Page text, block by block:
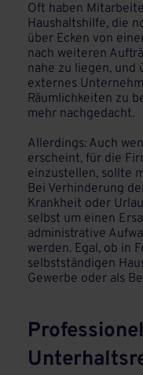
Oft haben
Haushaltshilfe, die
über Ecken von
nach weiteren
nahe zu liegen, und
externes
Räumlichkeiten zu
mehr nachgedacht.
Allerdings: Auch
erscheint, für die
einzustellen, sollte
Bei Verhinderung
Krankheit oder
selbst um einen
administrative
werden. Egal, ob in
selbstständigen
Gewerbe oder als